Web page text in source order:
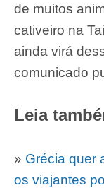
de muitos
cativeiro na
ainda virá
comunicado
Leia
» Grécia quer
os viajantes